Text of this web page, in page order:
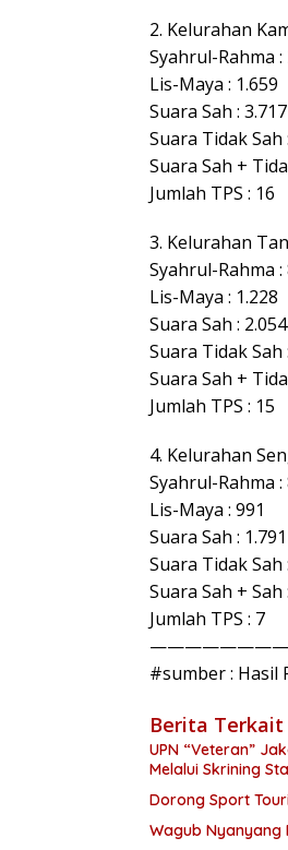
2. Kelurahan
Syahrul-Rahma :
Lis-Maya : 1.659
Suara Sah : 3.717
Suara Tidak Sah
Suara Sah +
Jumlah TPS : 16
3. Kelurahan
Syahrul-Rahma :
Lis-Maya : 1.228
Suara Sah : 2.054
Suara Tidak Sah
Suara Sah +
Jumlah TPS : 15
4. Kelurahan
Syahrul-Rahma :
Lis-Maya : 991
Suara Sah : 1.791
Suara Tidak Sah
Suara Sah + Sah
Jumlah TPS : 7
#sumber : Hasil
Berita Terkait
UPN “Veteran”
Melalui Skrining
Dorong Sport
Wagub Nyanyang